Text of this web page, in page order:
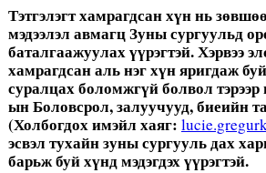
Тэтгэлэгт хамрагдсан хүнньзөвшөө
мэдээлэл авмагцЗунысургуульд
баталгаажуулахүүрэгтэй. Хэрвээ
хамрагдсан аль нэг хүняригдаж
суралцах боломжгүйболвол тэрээр
ын Боловсрол, залуучууд, биеийн
(Холбогдох имэйл хаяг:
эсвэл тухайн зуны сургууль дах
барьж буй хүндмэдэгдэхүүрэгтэй.